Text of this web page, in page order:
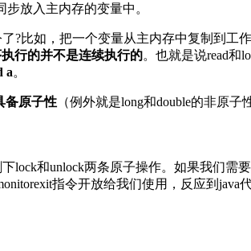
放入主内存的变量中。
比如，把一个变量从主内存中复制到工
行的并不是连续执行的。也就是说read和
a。
备原子性 （例外就是long和double的非原子
lock和unlock两条原子操作。如果我们需
指令开放给我们使用，反应到java